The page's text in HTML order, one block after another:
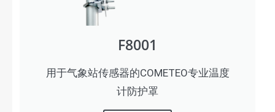
F8001
用于气象站传感器的COMETEO专业温度
计防护罩